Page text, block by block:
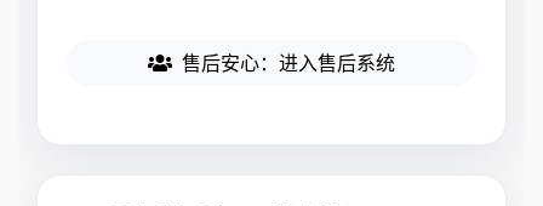
售后安心：进入售后系统